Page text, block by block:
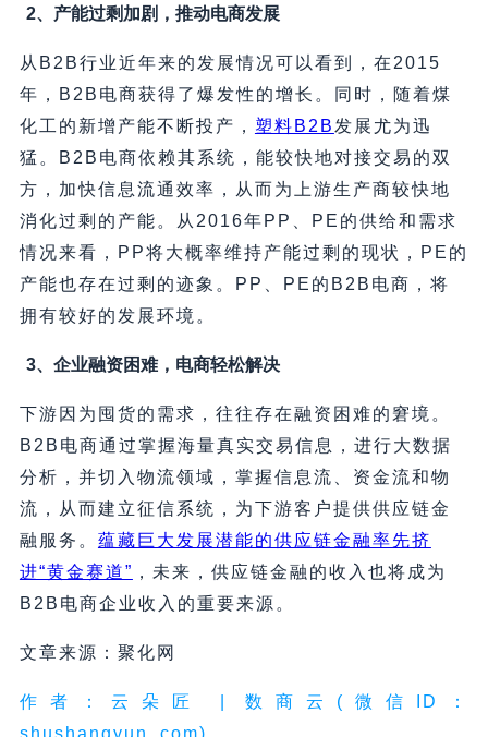
2、产能过剩加剧，推动电商发展
从B2B行业近年来的发展情况可以看到，在2015
年，B2B电商获得了爆发性的增长。同时，随着煤
化工的新增产能不断投产， 塑料B2B 发展尤为迅
猛。B2B电商依赖其系统，能较快地对接交易的双
方，加快信息流通效率，从而为上游生产商较快地
消化过剩的产能。从2016年PP、PE的供给和需求
情况来看，PP将大概率维持产能过剩的现状，PE的
产能也存在过剩的迹象。PP、PE的B2B电商，将
拥有较好的发展环境。
3、企业融资困难，电商轻松解决
下游因为囤货的需求，往往存在融资困难的窘境。
B2B电商通过掌握海量真实交易信息，进行大数据
分析，并切入物流领域，掌握信息流、资金流和物
流，从而建立征信系统，为下游客户提供供应链金
融服务。 蕴藏巨大发展潜能的供应链金融率先挤
进“黄金赛道” ，未来，供应链金融的收入也将成为
B2B电商企业收入的重要来源。
文章来源：聚化网
作者：云朵匠 | 数商云(微信ID：
shushangyun_com)